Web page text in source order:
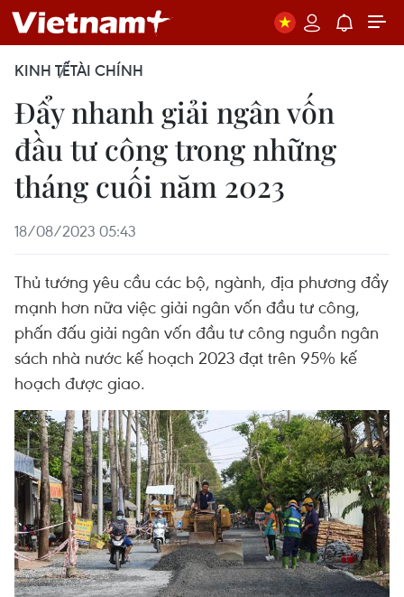
KINH TẾTÀI CHÍNH
Đẩy nhanh giải ngân vốn
đầu tư công trong những
tháng cuối năm 2023
18/08/2023 05:43
Thủ tướng yêu cầu các bộ, ngành, địa phương đẩy
mạnh hơn nữa việc giải ngân vốn đầu tư công,
phấn đấu giải ngân vốn đầu tư công nguồn ngân
sách nhà nước kế hoạch 2023 đạt trên 95% kế
hoạch được giao.